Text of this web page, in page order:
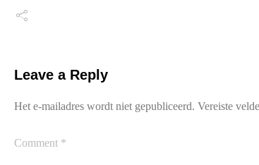
Leave a Reply
Het e-mailadres wordt niet gepubliceerd. Vereiste